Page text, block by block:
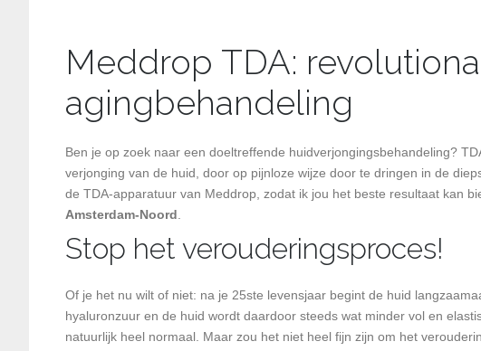
Meddrop TDA:
agingbehandeling
Ben je op zoek naar een doeltreffende huidverjongingsbehandeling?
verjonging van de huid, door op pijnloze wijze door te dringen in de
de TDA-apparatuur van Meddrop, zodat ik jou het beste resultaat kan
Amsterdam-Noord.
Stop het verouderingsproces!
Of je het nu wilt of niet: na je 25ste levensjaar begint de huid
hyaluronzuur en de huid wordt daardoor steeds wat minder vol en
natuurlijk heel normaal. Maar zou het niet heel fijn zijn om het